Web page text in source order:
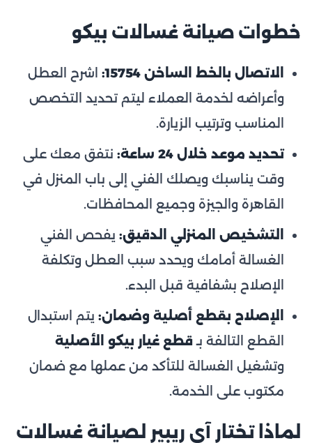
خطوات صيانة غسالات بيكو
الاتصال بالخط الساخن 15754:
اشرح العطل
وأعراضه لخدمة العملاء ليتم تحديد التخصص
المناسب وترتيب الزيارة.
تحديد موعد خلال 24 ساعة:
نتفق معك على
وقت يناسبك ويصلك الفني إلى باب المنزل في
القاهرة والجيزة وجميع المحافظات.
التشخيص المنزلي الدقيق: يفحص الفني
الغسالة أمامك ويحدد سبب العطل وتكلفة
الإصلاح بشفافية قبل البدء.
الإصلاح بقطع أصلية وضمان: يتم استبدال
القطع التالفة بـقطع غيار بيكو الأصلية
وتشغيل الغسالة للتأكد من عملها مع ضمان
مكتوب على الخدمة.
لماذا تختار آي ريبير لصيانة غسالات